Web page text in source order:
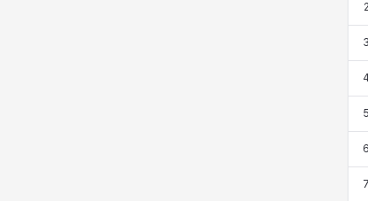
2
3
4
5
6
7